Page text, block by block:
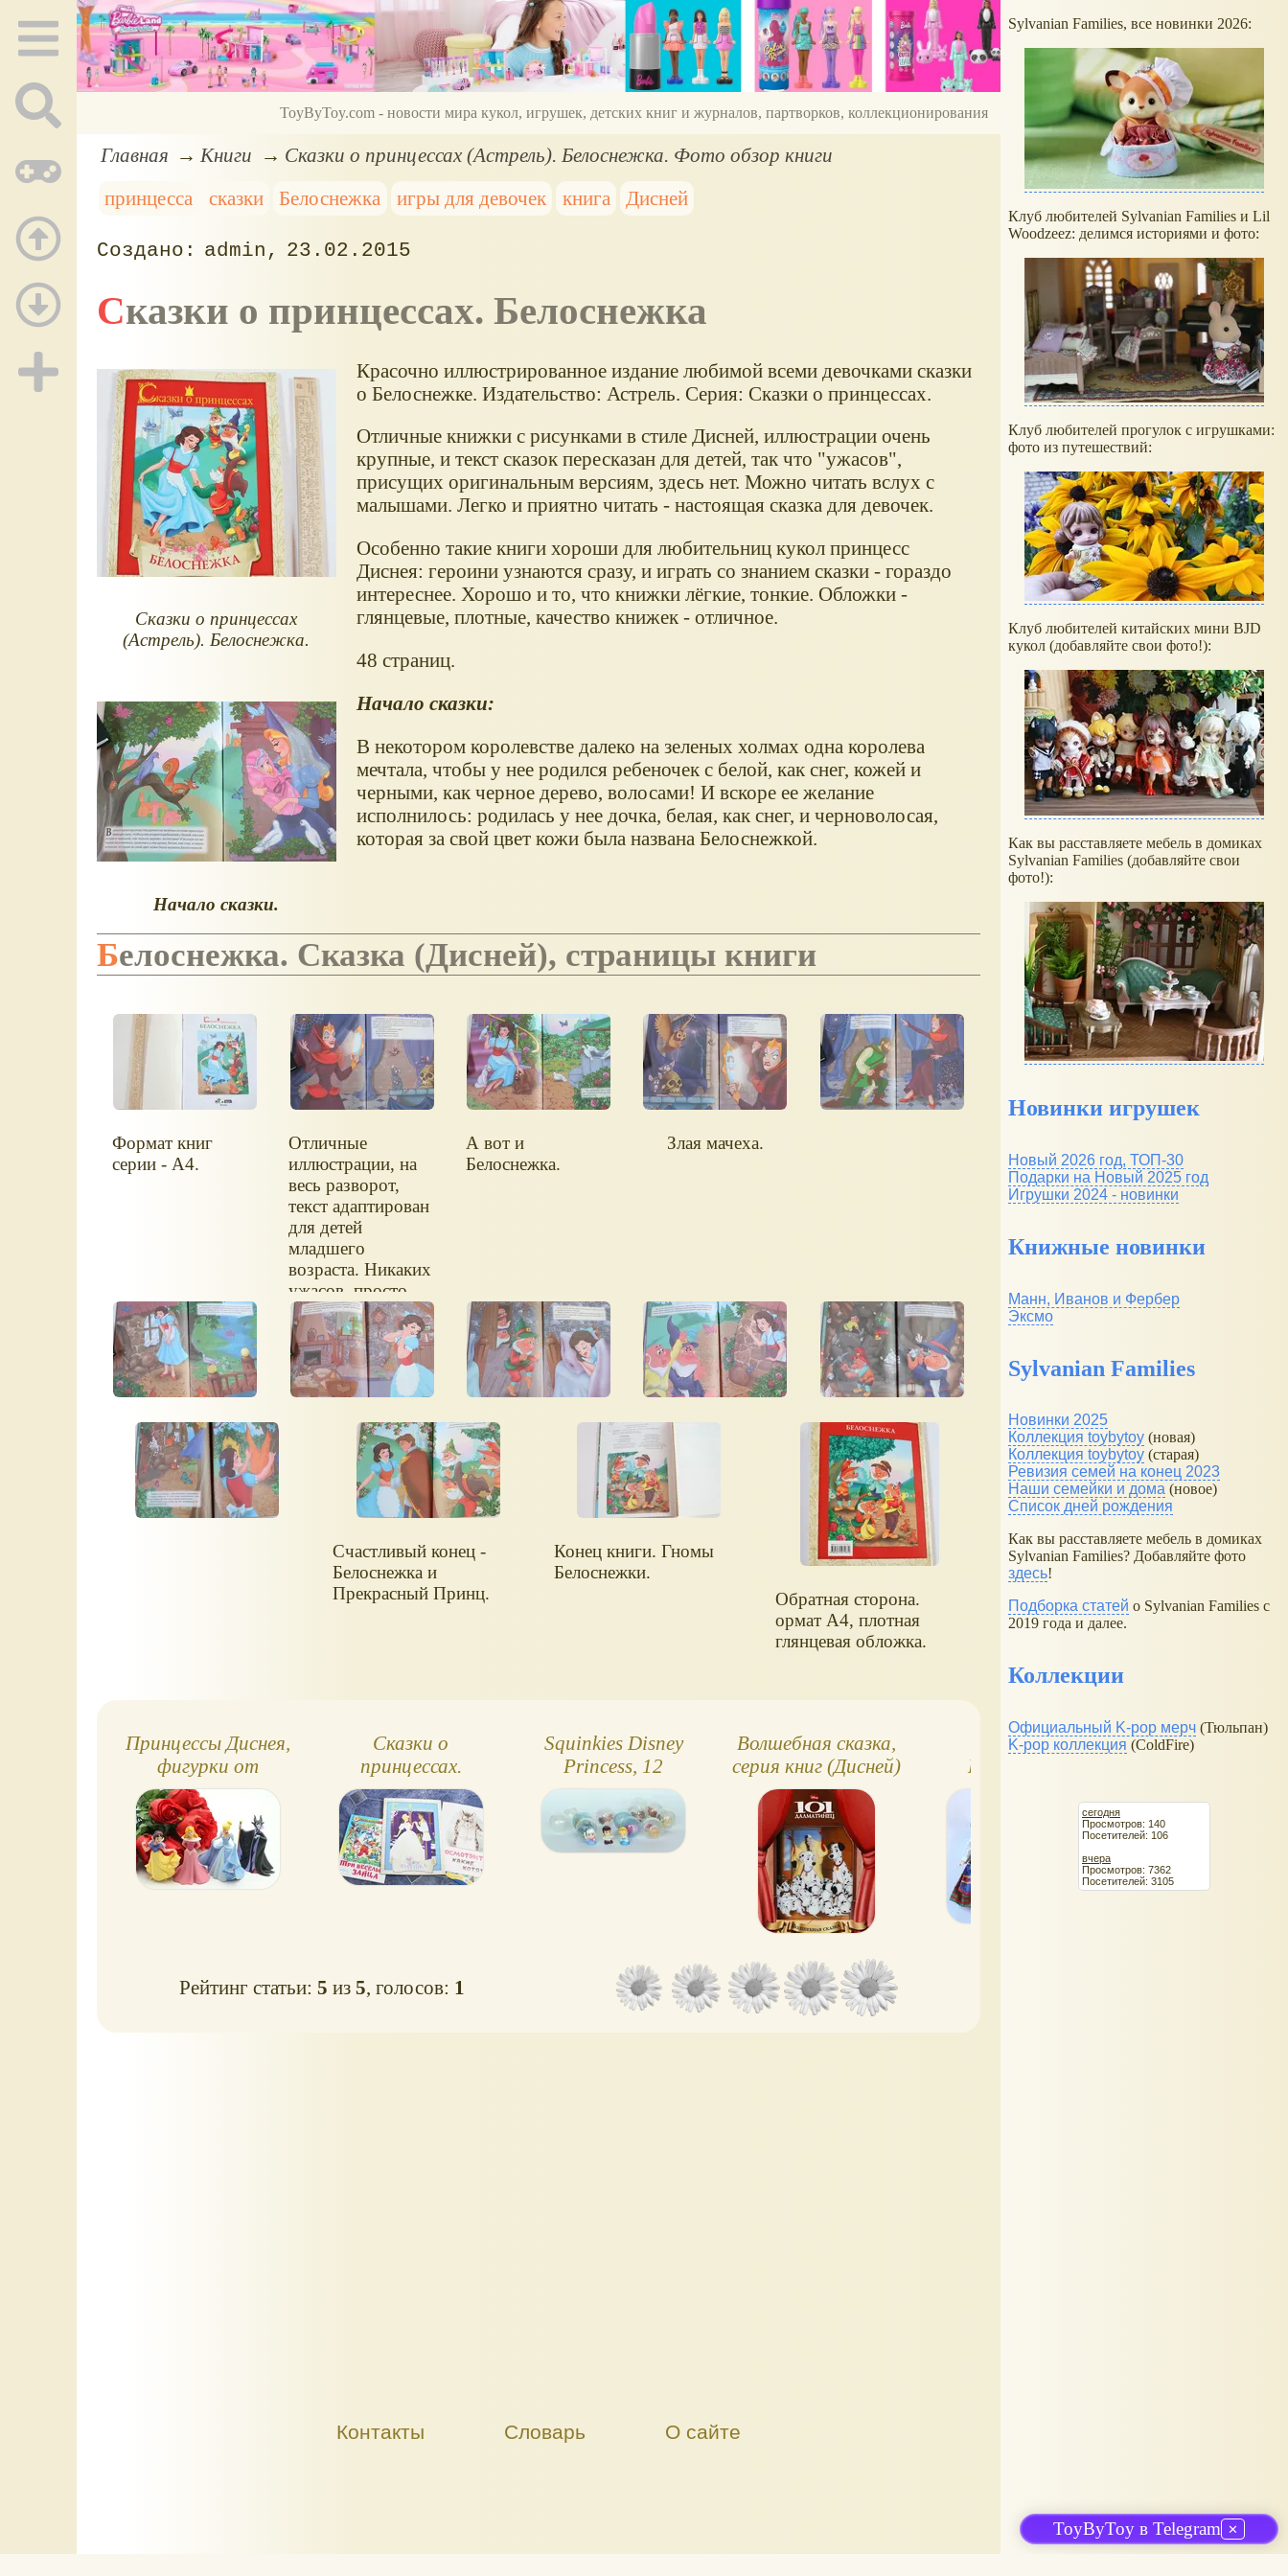
ToyByToy.com - новости мира кукол, игрушек, детских книг и журналов, партворков, коллекционирования
Главная Книги
Сказки о принцессах (Астрель). Белоснежка. Фото обзор книги
принцесса
сказки Белоснежка игры для девочек книга Дисней
admin 23.02.2015
Сказки о принцессах. Белоснежка
Сказки о принцессах
(Астрель). Белоснежка.
Красочно иллюстрированное издание любимой всеми девочками сказки
о Белоснежке. Издательство: Астрель. Серия: Сказки о принцессах.
Отличные книжки с рисунками в стиле Дисней, иллюстрации очень
крупные, и текст сказок пересказан для детей, так что "ужасов",
присущих оригинальным версиям, здесь нет. Можно читать вслух с
малышами. Легко и приятно читать - настоящая сказка для девочек.
Особенно такие книги хороши для любительниц кукол принцесс
Диснея: героини узнаются сразу, и играть со знанием сказки - гораздо
интереснее. Хорошо и то, что книжки лёгкие, тонкие. Обложки -
глянцевые, плотные, качество книжек - отличное.
48 страниц.
Начало сказки.
Начало сказки:
В некотором королевстве далеко на зеленых холмах одна королева
мечтала, чтобы у нее родился ребеночек с белой, как снег, кожей и
черными, как черное дерево, волосами! И вскоре ее желание
исполнилось: родилась у нее дочка, белая, как снег, и черноволосая,
которая за свой цвет кожи была названа Белоснежкой.
Белоснежка. Сказка (Дисней), страницы книги
Формат книг
серии - А4.
Отличные
иллюстрации, на
весь разворот,
текст адаптирован
для детей
младшего
возраста. Никаких
ужасов, просто
сказка.
А вот и
Белоснежка.
Злая мачеха.
Счастливый конец -
Белоснежка и
Прекрасный Принц.
Конец книги. Гномы
Белоснежки.
Обратная сторона.
ормат А4, плотная
глянцевая обложка.
Принцессы Диснея,
фигурки от
Bullyland
(Германия)
Сказки о
принцессах.
Золушка
Squinkies Disney
Princess, 12
фигурок
Волшебная сказка,
серия книг (Дисней)
Кукла Zapf
Белоснежка
Принцесса из
Рейтинг статьи:5 из5, голосов: 1
Контакты Словарь О сайте
Sylvanian Families, все новинки 2026:
Клуб любителей Sylvanian Families и Lil
Woodzeez: делимся историями и фото:
Клуб любителей прогулок с игрушками:
фото из путешествий:
Клуб любителей китайских мини BJD
кукол (добавляйте свои фото!):
Как вы расставляете мебель в домиках
Sylvanian Families (добавляйте свои
фото!):
Новинки игрушек
Новый 2026 год, ТОП-30
Подарки на Новый 2025 год
Игрушки 2024 - новинки
Книжные новинки
Манн, Иванов и Фербер
Эксмо
Sylvanian Families
Новинки 2025
Коллекция toybytoy (новая)
Коллекция toybytoy (старая)
Ревизия семей на конец 2023
Наши семейки и дома (новое)
Список дней рождения
Как вы расставляете мебель в домиках
Sylvanian Families? Добавляйте фото
здесь!
Подборка статей о Sylvanian Families с
2019 года и далее.
Коллекции
Официальный K-pop мерч (Тюльпан)
K-pop коллекция (ColdFire)
сегодня
Просмотров: 140
Посетителей: 106
вчера
Просмотров: 7362
Посетителей: 3105
ToyByToy в Telegram ✕